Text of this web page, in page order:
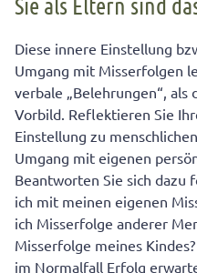
Diese innere Einstellung
Umgang mit Misserfolgen
verbale „Belehrungen“,
Vorbild. Reflektieren Sie
Einstellung zu
Umgang mit eigenen
Beantworten Sie sich dazu
ich mit meinen eigenen
ich Misserfolge anderer
Misserfolge meines
im Normalfall Erfolg